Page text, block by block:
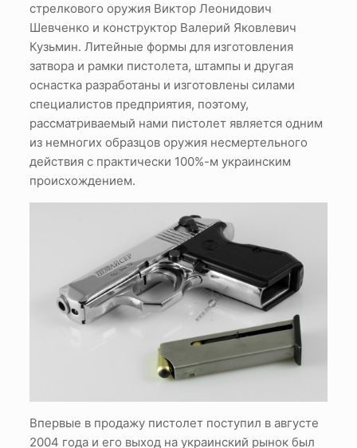
стрелкового оружия Виктор Леонидович
Шевченко и конструктор Валерий Яковлевич
Кузьмин. Литейные формы для изготовления
затвора и рамки пистолета, штампы и другая
оснастка разработаны и изготовлены силами
специалистов предприятия, поэтому,
рассматриваемый нами пистолет является одним
из немногих образцов оружия несмертельного
действия с практически 100%-м украинским
происхождением.
Впервые в продажу пистолет поступил в августе
2004 года и его выход на украинский рынок был